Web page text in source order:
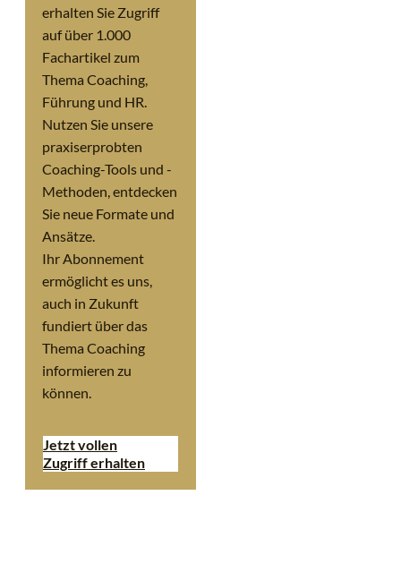
erhalten Sie Zugriff
auf über 1.000
Fachartikel zum
Thema Coaching,
Führung und HR.
Nutzen Sie unsere
praxiserprobten
Coaching-Tools und -
Methoden, entdecken
Sie neue Formate und
Ansätze.
Ihr Abonnement
ermöglicht es uns,
auch in Zukunft
fundiert über das
Thema Coaching
informieren zu
können.
Jetzt vollen
Zugriff erhalten